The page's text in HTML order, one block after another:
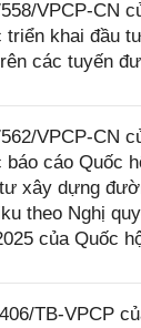
VPCP-CN
triển khai đầu
các tuyến
VPCP-CN
báo cáo Quốc
xây dựng
theo Nghị
của Quốc
TB-VPCP